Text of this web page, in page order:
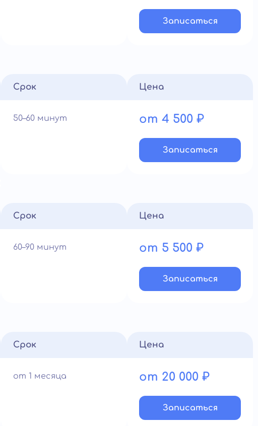
Записатьcя
Срок
50–60 минут
Цена
от 4 500 ₽
Записатьcя
Срок
60–90 минут
Цена
от 5 500 ₽
Записатьcя
Срок
от 1 месяца
Цена
от 20 000 ₽
Записатьcя